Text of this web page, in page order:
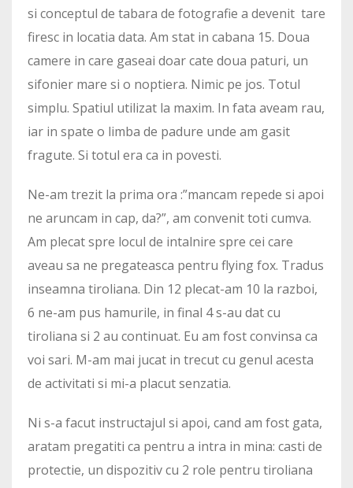
si conceptul de tabara de fotografie a devenit tare
firesc in locatia data. Am stat in cabana 15. Doua
camere in care gaseai doar cate doua paturi, un
sifonier mare si o noptiera. Nimic pe jos. Totul
simplu. Spatiul utilizat la maxim. In fata aveam rau,
iar in spate o limba de padure unde am gasit
fragute. Si totul era ca in povesti.
Ne-am trezit la prima ora :”mancam repede si apoi
ne aruncam in cap, da?”, am convenit toti cumva.
Am plecat spre locul de intalnire spre cei care
aveau sa ne pregateasca pentru flying fox. Tradus
inseamna tiroliana. Din 12 plecat-am 10 la razboi,
6 ne-am pus hamurile, in final 4 s-au dat cu
tiroliana si 2 au continuat. Eu am fost convinsa ca
voi sari. M-am mai jucat in trecut cu genul acesta
de activitati si mi-a placut senzatia.
Ni s-a facut instructajul si apoi, cand am fost gata,
aratam pregatiti ca pentru a intra in mina: casti de
protectie, un dispozitiv cu 2 role pentru tiroliana